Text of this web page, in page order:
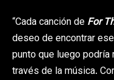
“Cada canción de For
deseo de encontrar
punto que luego
través de la música.